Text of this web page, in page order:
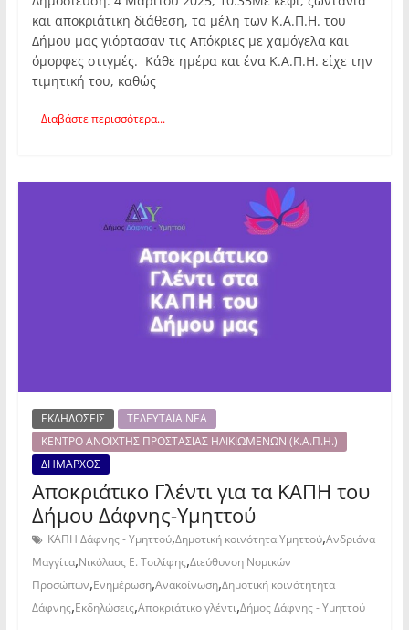
και αποκριάτικη διάθεση, τα μέλη των Κ.Α.Π.Η. του
Δήμου μας γιόρτασαν τις Απόκριες με χαμόγελα και
όμορφες στιγμές. Κάθε ημέρα και ένα Κ.Α.Π.Η. είχε την
τιμητική του, καθώς
Διαβάστε περισσότερα...
ΕΚΔΗΛΩΣΕΙΣ
ΤΕΛΕΥΤΑΙΑ ΝΕΑ
ΚΕΝΤΡΟ ΑΝΟΙΧΤΗΣ ΠΡΟΣΤΑΣΙΑΣ ΗΛΙΚΙΩΜΕΝΩΝ (Κ.Α.Π.Η.)
ΔΗΜΑΡΧΟΣ
Αποκριάτικο Γλέντι για τα ΚΑΠΗ του
Δήμου Δάφνης-Υμηττού
ΚΑΠΗ Δάφνης - Υμηττού,Δημοτική κοινότητα Υμηττού,Ανδριάνα
Μαγγίτα,Νικόλαος Ε. Τσιλίφης,Διεύθυνση Νομικών
Προσώπων,Ενημέρωση,Ανακοίνωση,Δημοτική κοινότητητα
Δάφνης,Εκδηλώσεις,Αποκριάτικο γλέντι,Δήμος Δάφνης - Υμηττού